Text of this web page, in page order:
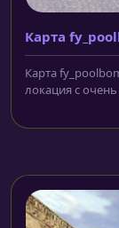
Карта
Карта
локация с